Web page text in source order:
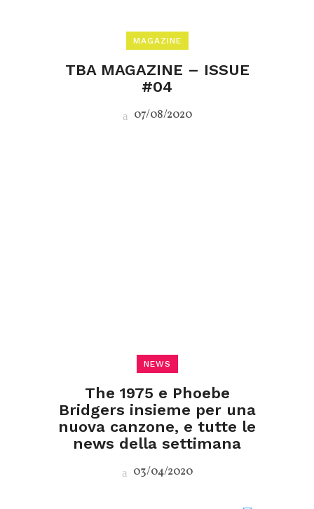
MAGAZINE
TBA MAGAZINE – ISSUE
#04
07/08/2020
NEWS
The 1975 e Phoebe
Bridgers insieme per una
nuova canzone, e tutte le
news della settimana
03/04/2020